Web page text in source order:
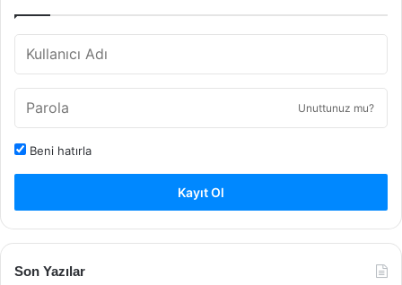
Unuttunuz mu?
Beni hatırla
Kayıt Ol
Son Yazılar